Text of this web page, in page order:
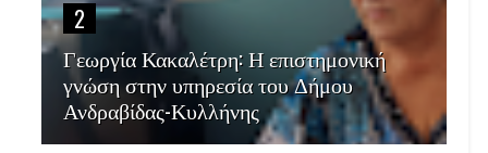
2
Γεωργία Κακαλέτρη: Η επιστημονική
γνώση στην υπηρεσία του Δήμου
Ανδραβίδας-Κυλλήνης